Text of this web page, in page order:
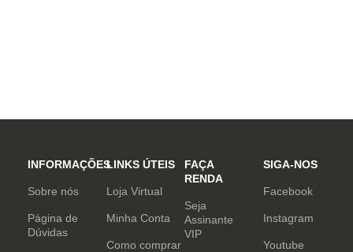
INFORMAÇÕES
Sobre nós
Página de
Dúvidas
LINKS ÚTEIS
Loja Virtual
Minha Conta
Como comprar
FAÇA
RENDA
Seja
Assinante
VIP
SIGA-NOS
Facebook
Instagram
Youtube